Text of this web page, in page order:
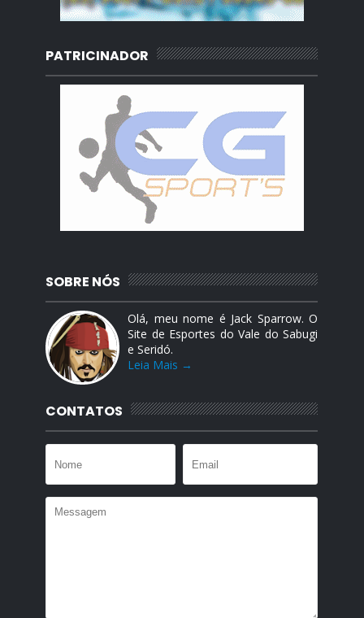
PATRICINADOR
SOBRE NÓS
Olá, meu nome é Jack Sparrow. O
Site de Esportes do Vale do Sabugi
e Seridó.
Leia Mais →
CONTATOS